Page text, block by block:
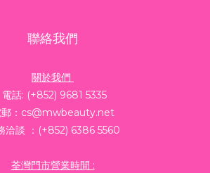
聯絡我們
關於我們
電話: (+852) 9681 5335
郵：cs@mwbeauty.net
洽談 ：(+852) 6386 5560
荃灣門市營業時間 :